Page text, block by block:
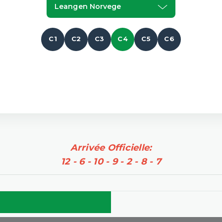
Leangen Norvege
C1 C2 C3 C4 C5 C6
Arrivée Officielle:
12 - 6 - 10 - 9 - 2 - 8 - 7